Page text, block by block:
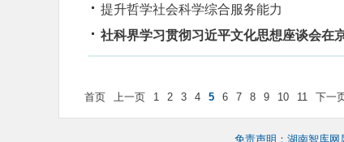
提升哲学社会科学综合服务能力
社科界学习贯彻习近平文化思想座谈会在
首页 上一页 1 2 3 4 5 6 7 8 9 10 11 下一
免责声明：湖南智库网